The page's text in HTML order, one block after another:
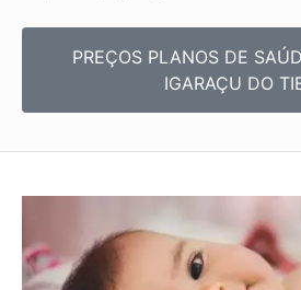
PREÇOS PLANOS DE
IGARAÇU DO